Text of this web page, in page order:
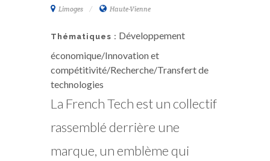
Limoges Haute-Vienne
Thématiques : Développement
économique/Innovation et
compétitivité/Recherche/Transfert de
technologies
La French Tech est un collectif
rassemblé derrière une
marque, un emblème qui